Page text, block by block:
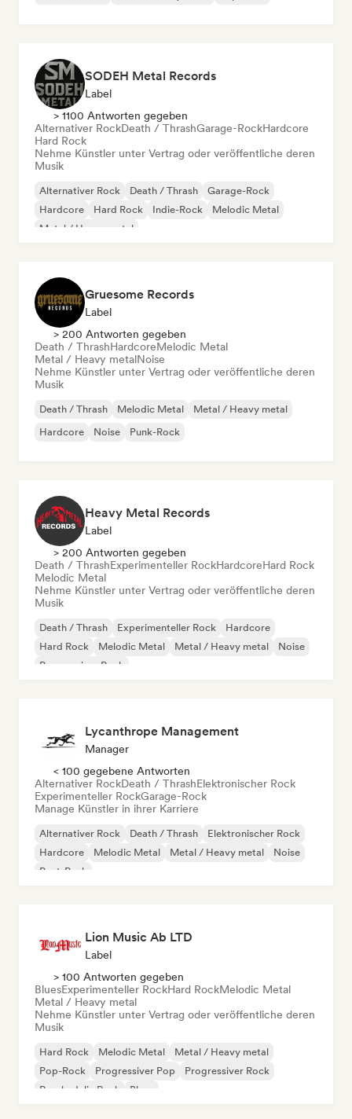
SODEH Metal Records
Label
> 1100 Antworten gegeben
Alternativer RockDeath / ThrashGarage-RockHardcore
Hard Rock
Nehme Künstler unter Vertrag oder veröffentliche deren
Musik
Alternativer Rock Death / Thrash
Garage-Rock
Hardcore
Hard Rock Indie-Rock
Melodic Metal
Metal / Heavy metal
Gruesome Records
Label
> 200 Antworten gegeben
Death / ThrashHardcoreMelodic Metal
Metal / Heavy metalNoise
Nehme Künstler unter Vertrag oder veröffentliche deren
Musik
Death / Thrash Melodic Metal
Metal / Heavy metal
Hardcore
Noise Punk-Rock
Heavy Metal Records
Label
> 200 Antworten gegeben
Death / ThrashExperimenteller RockHardcoreHard Rock
Melodic Metal
Nehme Künstler unter Vertrag oder veröffentliche deren
Musik
Death / Thrash Experimenteller Rock
Hardcore
Hard Rock
Melodic Metal Metal / Heavy metal
Noise
Progressiver Rock
Lycanthrope Management
Manager
< 100 gegebene Antworten
Alternativer RockDeath / ThrashElektronischer Rock
Experimenteller RockGarage-Rock
Manage Künstler in ihrer Karriere
Alternativer Rock Death / Thrash
Elektronischer Rock
Hardcore
Melodic Metal Metal / Heavy metal
Noise
Post-Punk
Lion Music Ab LTD
Label
> 100 Antworten gegeben
BluesExperimenteller RockHard RockMelodic Metal
Metal / Heavy metal
Nehme Künstler unter Vertrag oder veröffentliche deren
Musik
Hard Rock Melodic Metal
Metal / Heavy metal
Pop-Rock
Progressiver Pop
Progressiver Rock
Psychedelic Rock
Blues